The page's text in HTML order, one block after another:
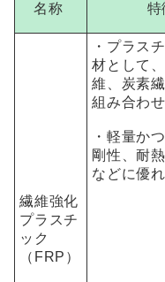
名称 特
繊維強化
プラスチ
ック
（FRP）
・プラス
材として
維、炭素
組み合わ
・軽量か
剛性、耐
などに優